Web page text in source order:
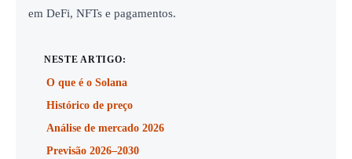
em DeFi, NFTs e pagamentos.
NESTE ARTIGO:
O que é o Solana
Histórico de preço
Análise de mercado 2026
Previsão 2026–2030